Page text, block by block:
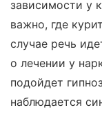
зависимости у
важно, где
случае речь
о лечении у
подойдет
наблюдается